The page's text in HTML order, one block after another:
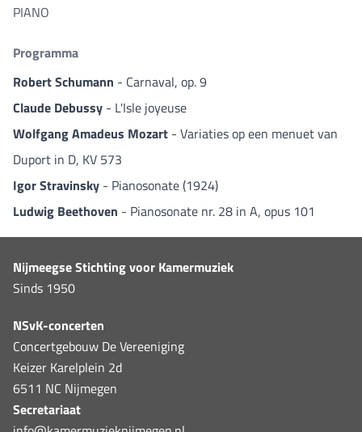
PIANO
Programma
Robert Schumann - Carnaval, op. 9
Claude Debussy - L'Isle joyeuse
Wolfgang Amadeus Mozart - Variaties op een menuet van
Duport in D, KV 573
Igor Stravinsky - Pianosonate (1924)
Ludwig Beethoven - Pianosonate nr. 28 in A, opus 101
Nijmeegse Stichting voor Kamermuziek
Sinds 1950
NSvK-concerten
Concertgebouw De Vereeniging
Keizer Karelplein 2d
6511 NC Nijmegen
Secretariaat